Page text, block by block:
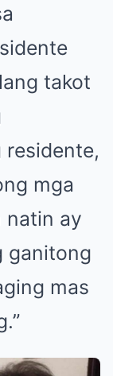
takot
residente,
mga
natin ay
ganitong
mas